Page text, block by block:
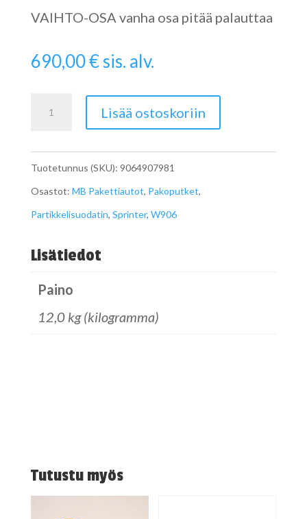
VAIHTO-OSA vanha osa pitää palauttaa
690,00€sis. alv.
Partikkelisuodatin
A9064907981
määrä
Lisää ostoskoriin
Tuotetunnus (SKU): 9064907981
Osastot: MB Pakettiautot, Pakoputket,
Partikkelisuodatin, Sprinter, W906
Lisätiedot
Paino
12,0 kg (kilogramma)
Tutustu myös